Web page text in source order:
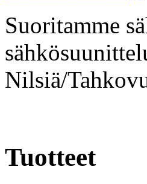
Suoritamme
Nilsiä/
Tuotteet